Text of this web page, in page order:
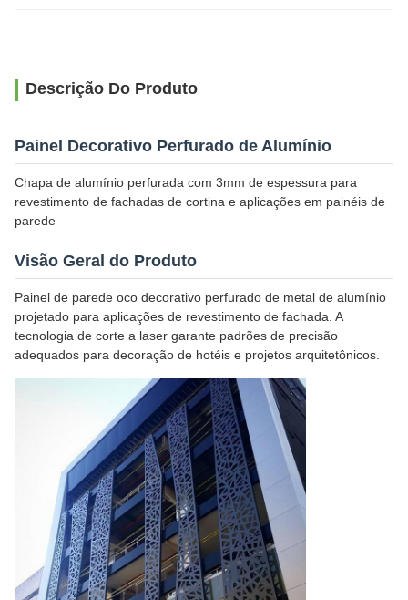
Descrição Do Produto
Painel Decorativo Perfurado de Alumínio
Chapa de alumínio perfurada com 3mm de espessura para
revestimento de fachadas de cortina e aplicações em painéis de
parede
Visão Geral do Produto
Painel de parede oco decorativo perfurado de metal de alumínio
projetado para aplicações de revestimento de fachada. A
tecnologia de corte a laser garante padrões de precisão
adequados para decoração de hotéis e projetos arquitetônicos.